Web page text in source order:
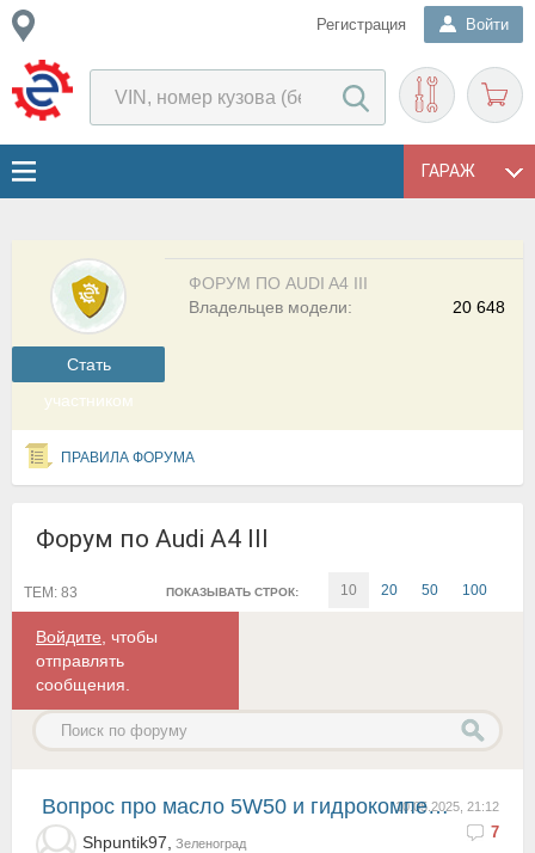
Регистрация Войти
ГАРАЖ
Cтать
участником
ФОРУМ ПО AUDI A4 III
20 648
Владельцев модели:
ПРАВИЛА ФОРУМА
Форум по Audi A4 III
ПОКАЗЫВАТЬ СТРОК: 10 20 50 100
ТЕМ: 83
Войдите , чтобы
отправлять
сообщения.
10.05.2025, 21:12
7
Вопрос про масло 5W50 и гидрокомпенсаторы.
Shpuntik97, Зеленоград